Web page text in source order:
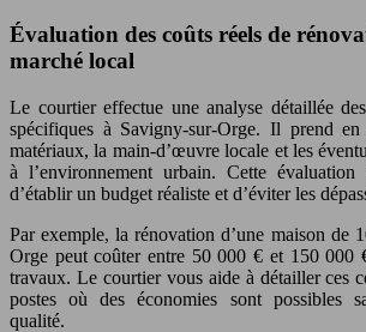
Évaluation des coûts réels de
marché local
Le courtier effectue une analyse détaillée
spécifiques à Savigny-sur-Orge. Il prend
matériaux, la main-d’œuvre locale et les
à l’environnement urbain. Cette évaluation
d’établir un budget réaliste et d’éviter les
Par exemple, la rénovation d’une maison de
Orge peut coûter entre 50 000 € et 150 000
travaux. Le courtier vous aide à détailler ces
postes où des économies sont possibles
qualité.